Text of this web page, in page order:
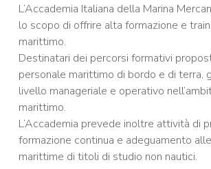
L’Accademia Italiana della Marina
lo scopo di offrire alta formazione e
marittimo.
Destinatari dei percorsi formativi
personale marittimo di bordo e di terra,
livello manageriale e operativo
marittimo.
L’Accademia prevede inoltre attività di
formazione continua e adeguamento
marittime di titoli di studio non nautici.